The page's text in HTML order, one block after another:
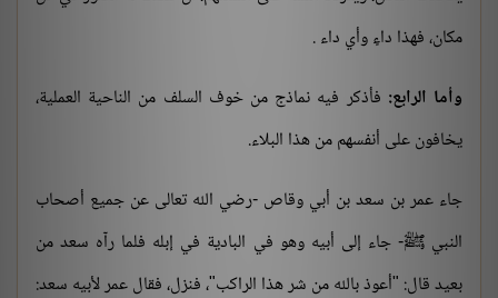
مكان، فهذا داءٍ وأي داء .
وأما الرابع: فأذكر فيه نماذج من خوف السلف من الناحية العملية،
يخافون على أنفسهم من هذا البلاء.
جاء عمر بن سعد بن أبي وقاص -رضي الله تعالى عن جميع أصحاب
النبي ﷺ- جاء إلى أبيه وهو في البادية في إبله فلما رآه سعد من
بعيد قال: "أعوذ بالله من شر هذا الراكب"، فنزل، فقال عمر لأبيه سعد: